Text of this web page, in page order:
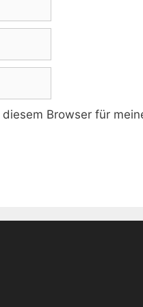
Browser für